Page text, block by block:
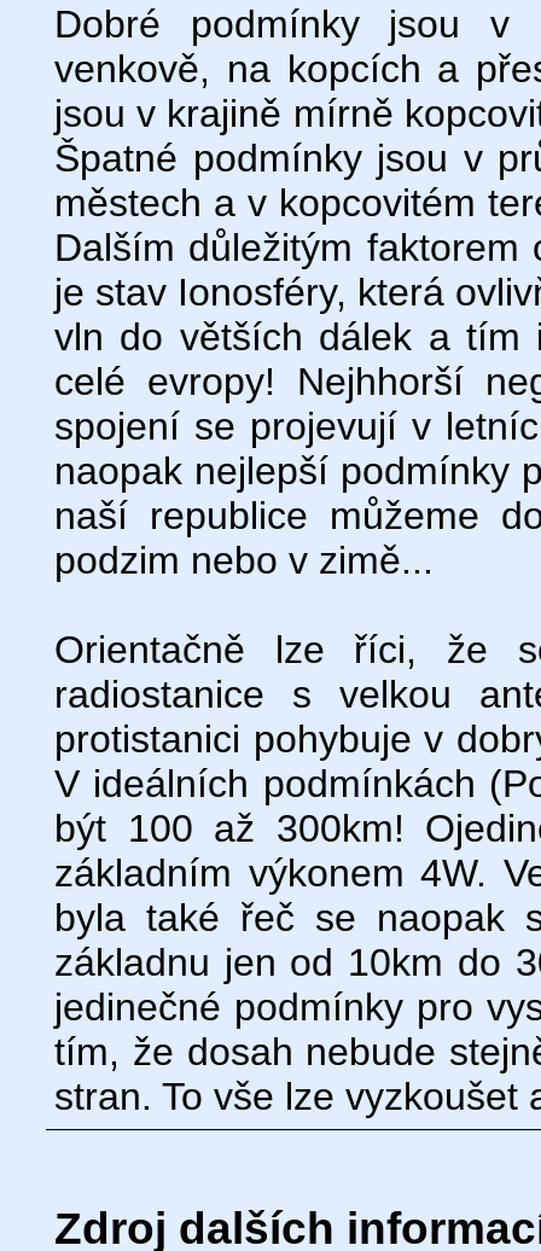
Dobré podmínky jsou v
venkově, na kopcích a
jsou v krajině mírně
Špatné podmínky jsou v
městech a v kopcovitém
Dalším důležitým
je stav Ionosféry, která
vln do větších dálek a tím
celé evropy! Nejhhorší
spojení se projevují v
naopak nejlepší podmínky
naší republice můžeme
podzim nebo v zimě...
Orientačně lze říci, že
radiostanice s velkou
protistanici pohybuje v
V ideálních podmínkách
být 100 až 300km!
základním výkonem 4W.
byla také řeč se naopak
základnu jen od 10km do
jedinečné podmínky pro
tím, že dosah nebude
stran. To vše lze
Zdroj dalších